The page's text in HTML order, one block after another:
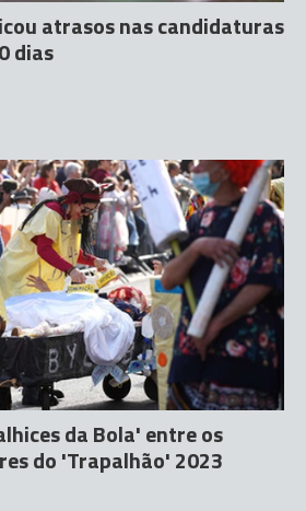
atrasos nas candidaturas
dias
da Bola' entre os
do 'Trapalhão' 2023